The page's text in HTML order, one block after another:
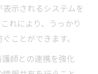
示されるシステムを
れにより、うっかり
ことができます。
師との連携を強化